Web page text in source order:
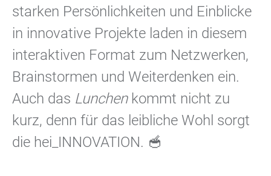
starken Persönlichkeiten und Einblicke
in innovative Projekte laden in diesem
interaktiven Format zum Netzwerken,
Brainstormen und Weiterdenken ein.
Auch das Lunchenkommt nicht zu
kurz, denn für das leibliche Wohl sorgt
die hei_INNOVATION. 🥣